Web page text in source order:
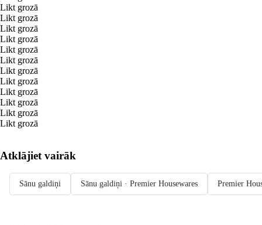
Likt grozā
Likt grozā
Likt grozā
Likt grozā
Likt grozā
Likt grozā
Likt grozā
Likt grozā
Likt grozā
Likt grozā
Likt grozā
Likt grozā
Atklājiet vairāk
Sānu galdiņi Sānu galdiņi · Premier Housewares Premier